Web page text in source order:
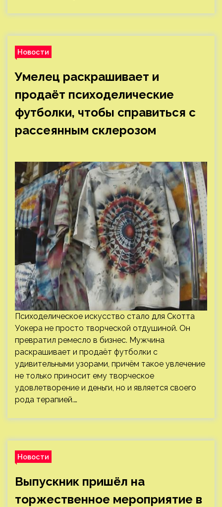
Новости
Умелец раскрашивает и
продаёт психоделические
футболки, чтобы справиться с
рассеянным склерозом
Психоделическое искусство стало для Скотта
Уокера не просто творческой отдушиной. Он
превратил ремесло в бизнес. Мужчина
раскрашивает и продаёт футболки с
удивительными узорами, причём такое увлечение
не только приносит ему творческое
удовлетворение и деньги, но и является своего
рода терапией.…
Новости
Выпускник пришёл на
торжественное мероприятие в